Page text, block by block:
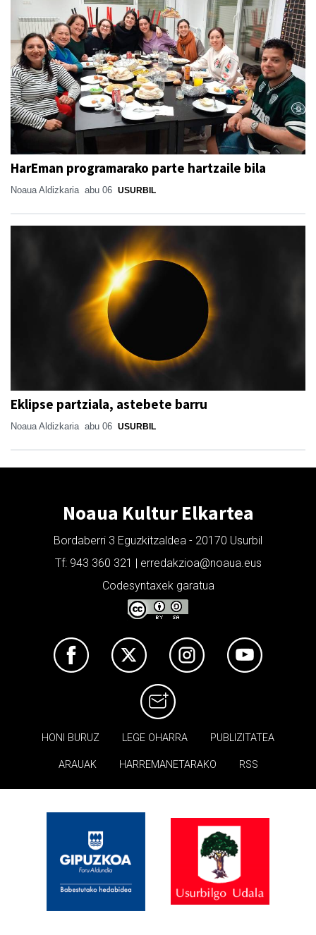
HarEman programarako parte hartzaile bila
Noaua Aldizkaria abu 06 USURBIL
Eklipse partziala, astebete barru
Noaua Aldizkaria abu 06 USURBIL
Noaua Kultur Elkartea
Bordaberri 3 Eguzkitzaldea - 20170 Usurbil
Tf: 943 360 321 | erredakzioa@noaua.eus
Codesyntaxek garatua
HONI BURUZ LEGE OHARRA PUBLIZITATEA
ARAUAK HARREMANETARAKO RSS